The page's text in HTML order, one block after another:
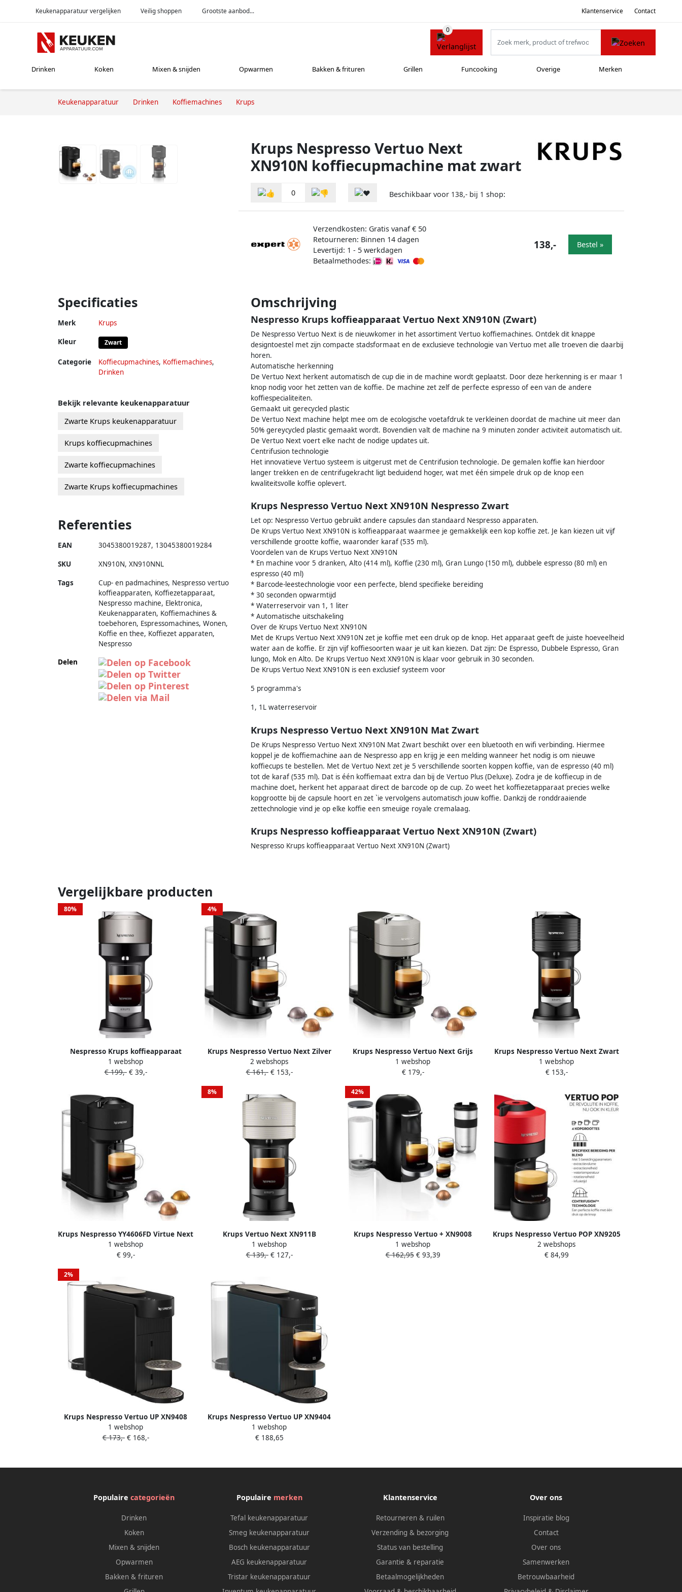
Keukenapparatuur vergelijken Veilig shoppen Grootste aanbod... Klantenservice Contact
Drinken Koken Mixen & snijden Opwarmen Bakken & frituren Grillen Funcooking Overige Merken
Keukenapparatuur Drinken Koffiemachines Krups
Krups Nespresso Vertuo Next
XN910N koffiecupmachine mat zwart
0 Beschikbaar voor 138,- bij 1 shop:
Verzendkosten: Gratis vanaf € 50
Retourneren: Binnen 14 dagen
Levertijd: 1 - 5 werkdagen
Betaalmethodes:
138,- Bestel »
Specificaties
Merk Krups
Kleur Zwart
Categorie Koffiecupmachines, Koffiemachines,
Drinken
Omschrijving
Nespresso Krups koffieapparaat Vertuo Next XN910N (Zwart)
De Nespresso Vertuo Next is de nieuwkomer in het assortiment Vertuo koffiemachines. Ontdek dit knappe
designtoestel met zijn compacte stadsformaat en de exclusieve technologie van Vertuo met alle troeven die daarbij
horen.
Automatische herkenning
De Vertuo Next herkent automatisch de cup die in de machine wordt geplaatst. Door deze herkenning is er maar 1
knop nodig voor het zetten van de koffie. De machine zet zelf de perfecte espresso of een van de andere
koffiespecialiteiten.
Gemaakt uit gerecycled plastic
De Vertuo Next machine helpt mee om de ecologische voetafdruk te verkleinen doordat de machine uit meer dan
50% gereycycled plastic gemaakt wordt. Bovendien valt de machine na 9 minuten zonder activiteit automatisch uit.
De Vertuo Next voert elke nacht de nodige updates uit.
Centrifusion technologie
Het innovatieve Vertuo systeem is uitgerust met de Centrifusion technologie. De gemalen koffie kan hierdoor
langer trekken en de centrifugekracht ligt beduidend hoger, wat met één simpele druk op de knop een
kwaliteitsvolle koffie oplevert.
Krups Nespresso Vertuo Next XN910N Nespresso Zwart
Let op: Nespresso Vertuo gebruikt andere capsules dan standaard Nespresso apparaten.
De Krups Vertuo Next XN910N is koffieapparaat waarmee je gemakkelijk een kop koffie zet. Je kan kiezen uit vijf
verschillende grootte koffie, waaronder karaf (535 ml).
Voordelen van de Krups Vertuo Next XN910N
* En machine voor 5 dranken, Alto (414 ml), Koffie (230 ml), Gran Lungo (150 ml), dubbele espresso (80 ml) en
espresso (40 ml)
* Barcode-leestechnologie voor een perfecte, blend specifieke bereiding
* 30 seconden opwarmtijd
* Waterreservoir van 1, 1 liter
* Automatische uitschakeling
Over de Krups Vertuo Next XN910N
Met de Krups Vertuo Next XN910N zet je koffie met een druk op de knop. Het apparaat geeft de juiste hoeveelheid
water aan de koffie. Er zijn vijf koffiesoorten waar je uit kan kiezen. Dat zijn: De Espresso, Dubbele Espresso, Gran
lungo, Mok en Alto. De Krups Vertuo Next XN910N is klaar voor gebruik in 30 seconden.
De Krups Vertuo Next XN910N is een exclusief systeem voor
5 programma's
1, 1L waterreservoir
Krups Nespresso Vertuo Next XN910N Mat Zwart
De Krups Nespresso Vertuo Next XN910N Mat Zwart beschikt over een bluetooth en wifi verbinding. Hiermee
koppel je de koffiemachine aan de Nespresso app en krijg je een melding wanneer het nodig is om nieuwe
koffiecups te bestellen. Met de Vertuo Next zet je 5 verschillende soorten koppen koffie, van de espresso (40 ml)
tot de karaf (535 ml). Dat is één koffiemaat extra dan bij de Vertuo Plus (Deluxe). Zodra je de koffiecup in de
machine doet, herkent het apparaat direct de barcode op de cup. Zo weet het koffiezetapparaat precies welke
kopgrootte bij de capsule hoort en zet `ie vervolgens automatisch jouw koffie. Dankzij de ronddraaiende
zettechnologie vind je op elke koffie een smeuïge royale cremalaag.
Krups Nespresso koffieapparaat Vertuo Next XN910N (Zwart)
Nespresso Krups koffieapparaat Vertuo Next XN910N (Zwart)
Bekijk relevante keukenapparatuur
Zwarte Krups keukenapparatuur
Krups koffiecupmachines
Zwarte koffiecupmachines
Zwarte Krups koffiecupmachines
Referenties
EAN 3045380019287, 13045380019284
SKU XN910N, XN910NNL
Tags
Cup- en padmachines, Nespresso vertuo
koffieapparaten, Koffiezetapparaat,
Nespresso machine, Elektronica,
Keukenapparaten, Koffiemachines &
toebehoren, Espressomachines, Wonen,
Koffie en thee, Koffiezet apparaten,
Nespresso
Delen
Vergelijkbare producten
80%
Nespresso Krups koffieapparaat
Vertuo Next XN910C (Chrome)
1 webshop
€ 199,-€ 39,-
4%
Krups Nespresso Vertuo Next Zilver
YY4547FD | Capsulemachines |
3700342445428
2 webshops
€ 161,-€ 153,-
Krups Nespresso Vertuo Next Grijs
YY4546FD | Capsulemachines |
Keuken&Koken Koffie&Ontbijt |
1 webshop
€ 179,-
Krups Nespresso Vertuo Next Zwart
YY4549FD | Capsulemachines |
Keuken&Koken Koffie&Ontbijt |
1 webshop
€ 153,-
Krups Nespresso YY4606FD Virtue Next
Coffee Machine + Discovery Box 12
capsules 5 kopjes espresso verbonden
1 webshop
€ 99,-
8%
Krups Vertuo Next XN911B
Koffiecupmachine Inclusief
melkopschuimer
1 webshop
€ 139,-€ 127,-
42%
Krups Nespresso Vertuo + XN9008
Deluxe Koffiecupmachine Zwart
1 webshop
€ 162,95€ 93,39
Krups Nespresso Vertuo POP XN9205
Koffiecupmachine Spicy Red Voor
Vertuo Cups Eenvoudig Personaliseren
2 webshops
€ 84,99
2%
Krups Nespresso Vertuo UP XN9408
Koffiecupmachine Zwart Snel
opgewarmd
1 webshop
€ 173,-€ 168,-
Krups Nespresso Vertuo UP XN9404
Koffiecupmachine Blauw
1 webshop
€ 188,65
Populairecategorieën
Drinken
Koken
Mixen & snijden
Opwarmen
Bakken & frituren
Populaire merken
Tefal keukenapparatuur
Smeg keukenapparatuur
Bosch keukenapparatuur
AEG keukenapparatuur
Tristar keukenapparatuur
Klantenservice
Retourneren & ruilen
Verzending & bezorging
Status van bestelling
Garantie & reparatie
Betaalmogelijkheden
Over ons
Inspiratie blog
Contact
Over ons
Samenwerken
Betrouwbaarheid